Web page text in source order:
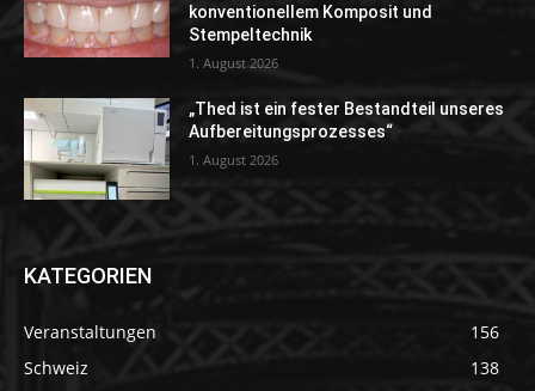
konventionellem Komposit und
Stempeltechnik
1. August 2026
„Thed ist ein fester Bestandteil unseres
Aufbereitungsprozesses“
1. August 2026
KATEGORIEN
Veranstaltungen
156
Schweiz
138